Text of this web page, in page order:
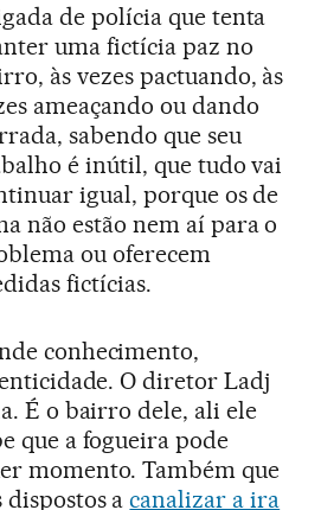
de polícia que tenta
uma fictícia paz no
às vezes pactuando, às
ameaçando ou dando
sabendo que seu
é inútil, que tudo vai
igual, porque os de
não estão nem aí para o
ou oferecem
fictícias.
conhecimento,
O diretor Ladj
É o bairro dele, ali ele
que a fogueira pode
momento. Também que
dispostos acanalizar a ira